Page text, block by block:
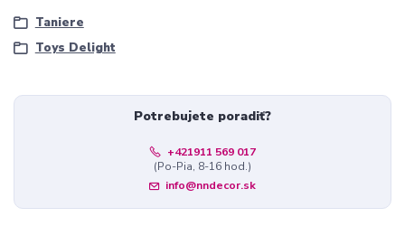
Taniere
Toys Delight
Potrebujete poradiť?
+421911 569 017
(Po-Pia, 8-16 hod.)
info@nndecor.sk